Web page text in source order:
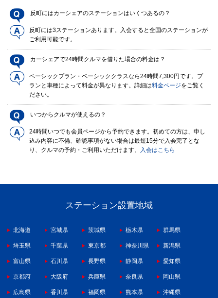
反町にはカーシェアのステーションはいくつあるの？
反町には3ステーションあります。入会すると全国のステーションが
ご利用可能です。
カーシェアで24時間クルマを借りた場合の料金は？
ベーシックプラン・ベーシッククラスなら24時間7,300円です。プ
ランと車種によって料金が異なります。詳細は料金ページをご覧く
ださい。
いつからクルマが使えるの？
24時間いつでも会員ページから予約できます。初めての方は、申し
込み内容に不備、確認事項がない場合は最短15分で入会完了とな
り、クルマの予約・ご利用いただけます。
入会はこちら
ステーション設置地域
北海道 宮城県 茨城県 栃木県 群馬県
埼玉県 千葉県 東京都 神奈川県 新潟県
富山県 石川県 長野県 静岡県 愛知県
京都府 大阪府 兵庫県 奈良県 岡山県
広島県 香川県 福岡県 熊本県 沖縄県